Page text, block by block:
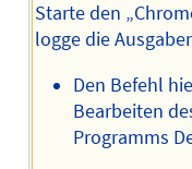
Starte den
logge die
Den Befehl
Bearbeiten
Programms